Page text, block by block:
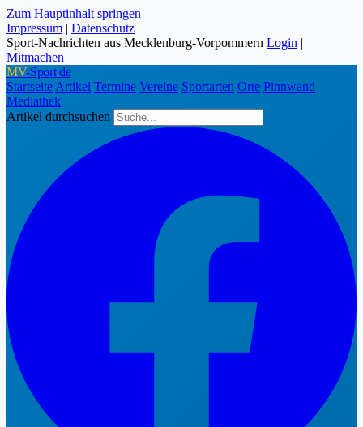
Zum Hauptinhalt springen
Impressum | Datenschutz
Sport-Nachrichten aus Mecklenburg-Vorpommern Login |
Mitmachen
MV-Sport.de
Startseite Artikel Termine Vereine Sportarten Orte Pinnwand
Mediathek
Artikel durchsuchen